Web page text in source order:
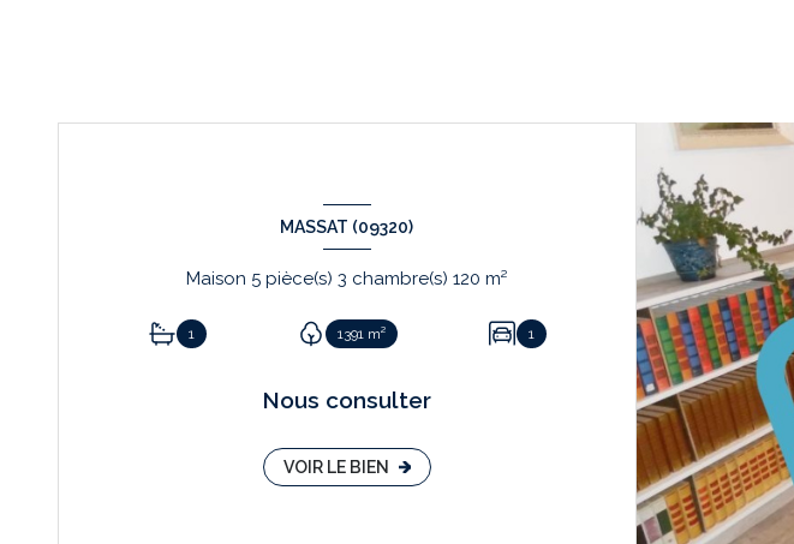
MASSAT (09320)
Maison 5 pièce(s) 3 chambre(s) 120 m²
1 1391 m² 1
Nous consulter
VOIR LE BIEN